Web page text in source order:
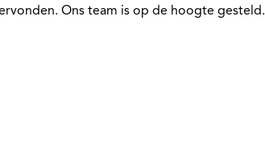
Ons team is op de hoogte gesteld.